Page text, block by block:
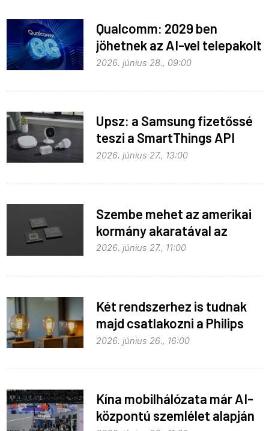
Qualcomm: 2029 ben
jöhetnek az AI-vel telepakolt
6G-s telefonok
2026. június 28., 09:00
Upsz: a Samsung fizetőssé
teszi a SmartThings API
hozzáférést
2026. június 27., 13:00
Szembe mehet az amerikai
kormány akaratával az
Apple
2026. június 27., 11:00
Két rendszerhez is tudnak
majd csatlakozni a Philips
Hue égők
2026. június 26., 16:00
Kína mobilhálózata már AI-
központú szemlélet alapján